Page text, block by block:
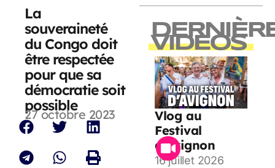
La
souveraineté
du Congo doit
être respectée
pour que sa
démocratie soit
possible
27 octobre 2023
VIDEOS
Vlog au
Festival
d’Avignon
16 juillet 2026